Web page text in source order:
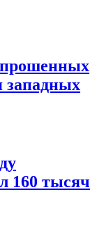
западных
160 тысяч